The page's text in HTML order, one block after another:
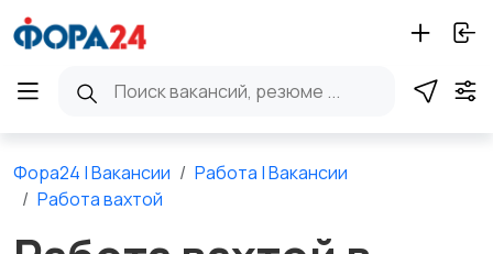
Фора24 | Вакансии
Работа | Вакансии
Работа вахтой